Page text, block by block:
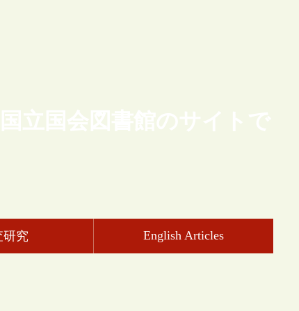
立国会図書館のサイトで
研究 English Articles